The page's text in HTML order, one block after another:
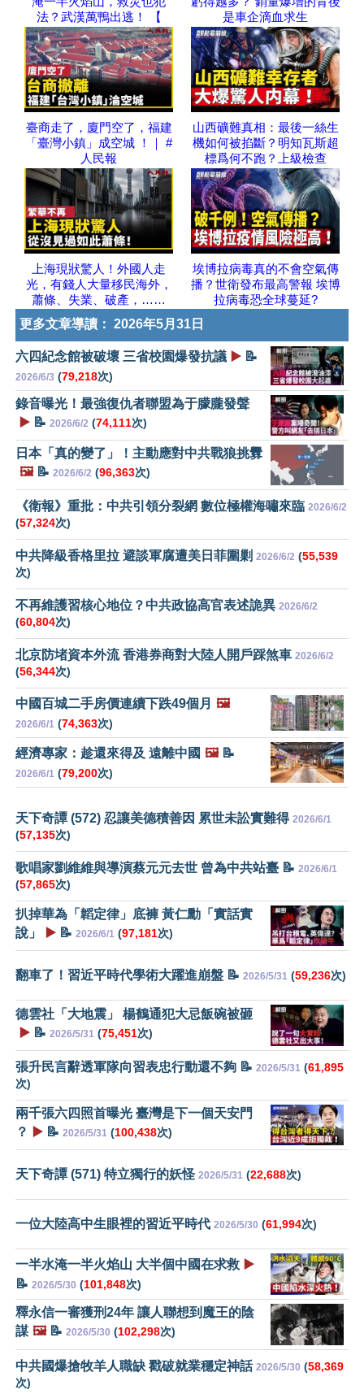
法？武漢萬鴨出逃！ 【
是車企滴血求生
臺商走了，廈門空了，福建
「臺灣小鎮」成空城 ！｜ #
人民報
山西礦難真相：最後一絲生
機如何被掐斷？明知瓦斯超
標爲何不跑？上級檢查
上海現狀驚人！外國人走
光，有錢人大量移民海外，
蕭條、失業、破產，……
埃博拉病毒真的不會空氣傳
播？世衛發布最高警報 埃博
拉病毒恐全球蔓延?
更多文章導讀： 2026年5月31日
六四紀念館被破壞 三省校園爆發抗議 ▶️ 📝
2026/6/3 (79,218次)
錄音曝光！最強復仇者聯盟為于朦朧發聲
▶️ 📝 2026/6/2 (74,111次)
日本「真的變了」！主動應對中共戰狼挑釁
🖼️📝 2026/6/2 (96,363次)
《衛報》重批：中共引領分裂網 數位極權海嘯來臨 2026/6/2
(57,324次)
中共降級香格里拉 避談軍腐遭美日菲圍剿 2026/6/2 (55,539
次)
不再維護習核心地位？中共政協高官表述詭異 2026/6/2
(60,804次)
北京防堵資本外流 香港券商對大陸人開戶踩煞車 2026/6/2
(56,344次)
中國百城二手房價連續下跌49個月 🖼️
2026/6/1 (74,363次)
經濟專家：趁還來得及 遠離中國 🖼️📝
2026/6/1 (79,200次)
天下奇譚 (572) 忍讓美德積善因 累世未訟實難得 2026/6/1
(57,135次)
歌唱家劉維維與導演蔡元元去世 曾為中共站臺 📝 2026/6/1
(57,865次)
扒掉華為「韜定律」底褲 黃仁勳「實話實
說」
▶️ 📝 2026/6/1 (97,181次)
翻車了！習近平時代學術大躍進崩盤 📝 2026/5/31 (59,236次)
德雲社「大地震」 楊鶴通犯大忌飯碗被砸
▶️ 📝 2026/5/31 (75,451次)
張升民言辭透軍隊向習表忠行動還不夠 📝 2026/5/31 (61,895
次)
兩千張六四照首曝光 臺灣是下一個天安門
？
▶️ 📝 2026/5/31 (100,438次)
天下奇譚 (571) 特立獨行的妖怪 2026/5/31 (22,688次)
一位大陸高中生眼裡的習近平時代 2026/5/30 (61,994次)
一半水淹一半火焰山 大半個中國在求救 ▶️
📝 2026/5/30 (101,848次)
釋永信一審獲刑24年 讓人聯想到魔王的陰
謀 🖼️📝 2026/5/30 (102,298次)
中共國爆搶牧羊人職缺 戳破就業穩定神話 2026/5/30 (58,369
次)